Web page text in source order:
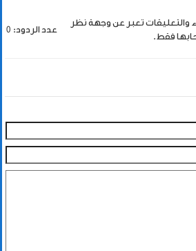
والتعليقات تعبر عن وجهة نظر
فقط.
عدد الردود: 0